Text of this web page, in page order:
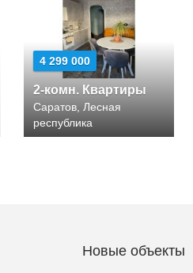
4 299 000
2-комн. Квартиры
Саратов, Лесная
республика
Новые объекты